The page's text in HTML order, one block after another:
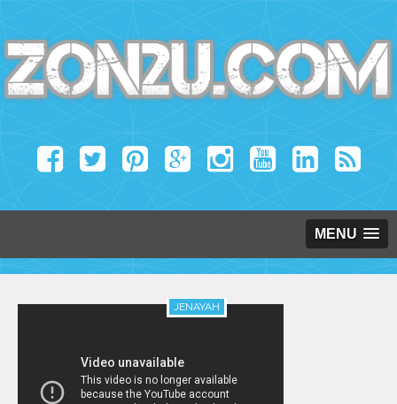
MENU
JENAYAH